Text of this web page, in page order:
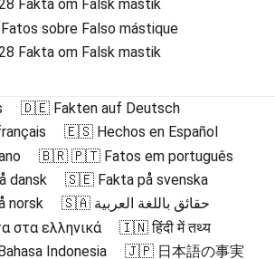
Fakta om Falsk mastik
sobre Falso mástique
Fakta om Falsk mastik
🇩🇪 Fakten auf Deutsch
🇪🇸 Hechos en Español
🇧🇷 🇵🇹 Fatos em português
dansk
🇸🇪 Fakta på svenska
norsk
🇸🇦 حقائق باللغة العربية
στα ελληνικά
🇮🇳 हिंदी में तथ्य
Indonesia
🇯🇵 日本語の事実